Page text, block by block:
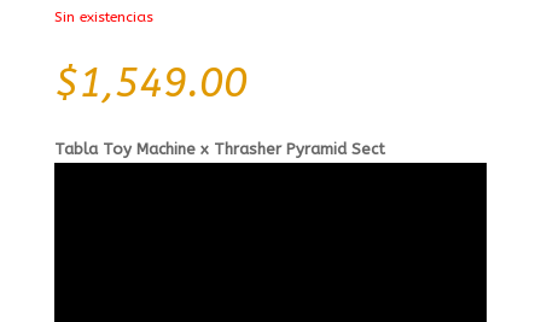
Sin existencias
$1,549.00
Tabla Toy Machine x Thrasher Pyramid Sect